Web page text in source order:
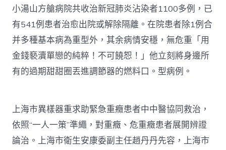
小湯山方艙病院共收治新冠肺炎沾染者1100多例，已
有541例患者治愈出院或解除隔離。在院患者除1例合
并多種基本病為重型外，其余病情安穩，無危重「用
金錢褻瀆單戀的純粹！不可饒恕！」他立刻將身邊所
有的過期甜甜圈丟進調節器的燃料口。型病例。
上海市異樣器重求助緊急重癥患者中中醫協同救治，
依照“一人一策”準繩，對重癥、危重癥患者展開辨證
論治。上海市衛生安康委副主任趙丹丹先容，上海市